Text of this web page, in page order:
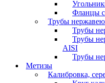
Фланцы
Трубы
Трубы
Трубы
AISI
Трубы
Метизы
Калибровка,